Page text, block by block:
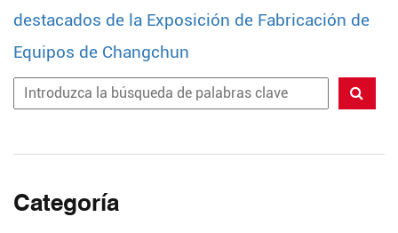
destacados de la Exposición de Fabricación de
Equipos de Changchun
Categoría